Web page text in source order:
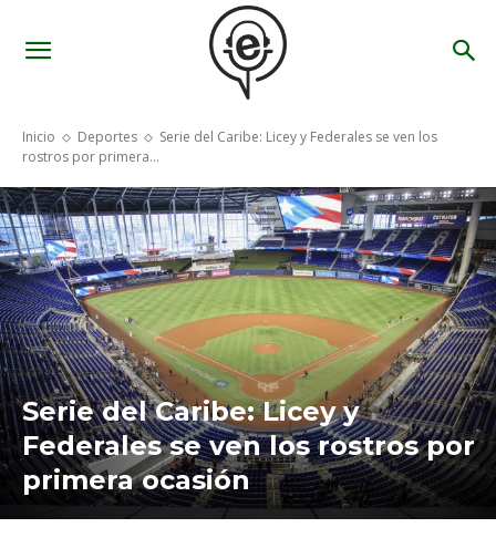
Inicio Deportes
Serie del Caribe: Licey y Federales se ven los
rostros por primera...
Serie del Caribe: Licey y
Federales se ven los rostros por
primera ocasión